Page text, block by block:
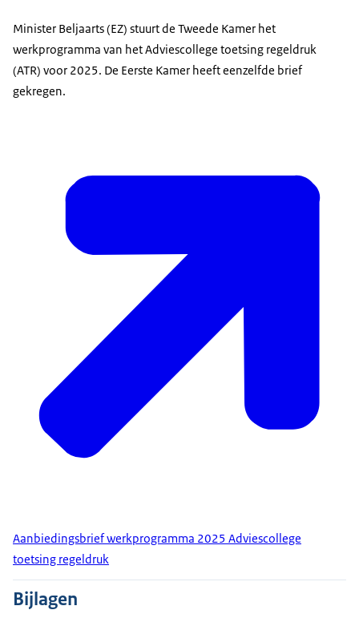
Minister Beljaarts (EZ) stuurt de Tweede Kamer het
werkprogramma van het Adviescollege toetsing regeldruk
(ATR) voor 2025. De Eerste Kamer heeft eenzelfde brief
gekregen.
Aanbiedingsbrief werkprogramma 2025 Adviescollege
toetsing regeldruk
Bijlagen